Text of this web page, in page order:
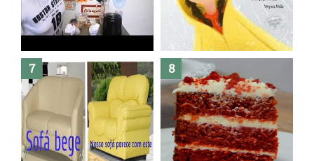
Dez bolos pra fazer antes de
morrer !
Haters, como surgiram?